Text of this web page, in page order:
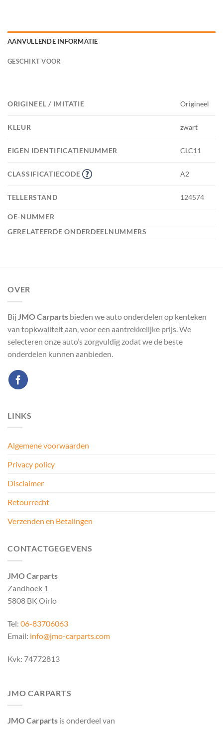
AANVULLENDE INFORMATIE
GESCHIKT VOOR
ORIGINEEL / IMITATIE Origineel
KLEUR zwart
EIGEN IDENTIFICATIENUMMER CLC11
CLASSIFICATIECODE A2
TELLERSTAND 124574
OE-NUMMER
GERELATEERDE ONDERDEELNUMMERS
OVER
Bij JMO Carparts bieden we auto onderdelen op kenteken
van topkwaliteit aan, voor een aantrekkelijke prijs. We
selecteren onze auto’s zorgvuldig zodat we de beste
onderdelen kunnen aanbieden.
LINKS
Algemene voorwaarden
Privacy policy
Disclaimer
Retourrecht
Verzenden en Betalingen
CONTACTGEGEVENS
JMO Carparts
Zandhoek 1
5808 BK Oirlo
Tel: 06-83706063
Email: info@jmo-carparts.com
Kvk: 74772813
JMO CARPARTS
JMO Carparts is onderdeel van